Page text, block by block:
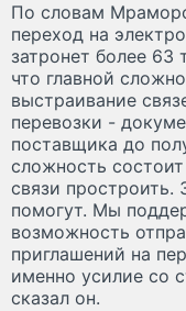
По словам
переход на
затронет более
что главной
выстраивание
перевозки -
поставщика до
сложность
связи простроить.
помогут. Мы
возможность
приглашений на
именно усилие со
сказал он.